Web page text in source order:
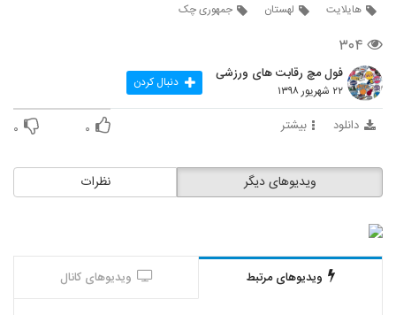
هایلایت
لهستان جمهوری چک
۳۰۴
فول مچ رقابت های ورزشی
۲۲ شهریور ۱۳۹۸ دنبال کردن
دانلود بیشتر ۰ ۰
نظرات ویدیوهای دیگر
ویدیوهای مرتبط ویدیوهای کانال